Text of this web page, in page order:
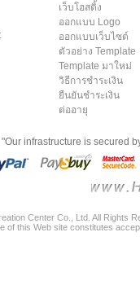
เว็บโฮสติ้ง
ออกแบบ Logo
ออกแบบเว็บไซต์
ตัวอย่าง Template
Template มาใหม่
วิธีการชำระเงิน
ยืนยันชำระเงิน
ต่ออายุ
"Our infrastructure is secured
Center Co., Ltd. All Rights
of this Web site constitutes